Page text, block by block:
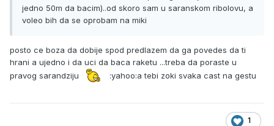
jedno 50m da bacim)..od skoro sam u saranskom ribolovu, a
voleo bih da se oprobam na miki
posto ce boza da dobije spod predlazem da ga povedes da ti
hrani a ujedno i da uci da baca raketu ...treba da poraste u
pravog sarandziju
:yahoo:a tebi zoki svaka cast na gestu
1